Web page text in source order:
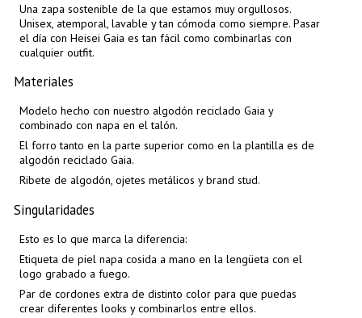
Una zapa sostenible de la que estamos muy orgullosos.
Unisex, atemporal, lavable y tan cómoda como siempre. Pasar
el día con Heisei Gaia es tan fácil como combinarlas con
cualquier outfit.
Materiales
Modelo hecho con nuestro algodón reciclado Gaia y
combinado con napa en el talón.
El forro tanto en la parte superior como en la plantilla es de
algodón reciclado Gaia.
Ribete de algodón, ojetes metálicos y brand stud.
Singularidades
Esto es lo que marca la diferencia:
Etiqueta de piel napa cosida a mano en la lengüeta con el
logo grabado a fuego.
Par de cordones extra de distinto color para que puedas
crear diferentes looks y combinarlos entre ellos.